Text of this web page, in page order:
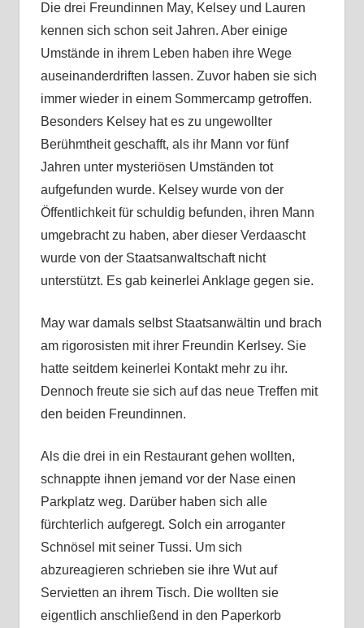
Die drei Freundinnen May, Kelsey und Lauren
kennen sich schon seit Jahren. Aber einige
Umstände in ihrem Leben haben ihre Wege
auseinanderdriften lassen. Zuvor haben sie sich
immer wieder in einem Sommercamp getroffen.
Besonders Kelsey hat es zu ungewollter
Berühmtheit geschafft, als ihr Mann vor fünf
Jahren unter mysteriösen Umständen tot
aufgefunden wurde. Kelsey wurde von der
Öffentlichkeit für schuldig befunden, ihren Mann
umgebracht zu haben, aber dieser Verdaascht
wurde von der Staatsanwaltschaft nicht
unterstützt. Es gab keinerlei Anklage gegen sie.
May war damals selbst Staatsanwältin und brach
am rigorosisten mit ihrer Freundin Kerlsey. Sie
hatte seitdem keinerlei Kontakt mehr zu ihr.
Dennoch freute sie sich auf das neue Treffen mit
den beiden Freundinnen.
Als die drei in ein Restaurant gehen wollten,
schnappte ihnen jemand vor der Nase einen
Parkplatz weg. Darüber haben sich alle
fürchterlich aufgeregt. Solch ein arroganter
Schnösel mit seiner Tussi. Um sich
abzureagieren schrieben sie ihre Wut auf
Servietten an ihrem Tisch. Die wollten sie
eigentlich anschließend in den Paperkorb